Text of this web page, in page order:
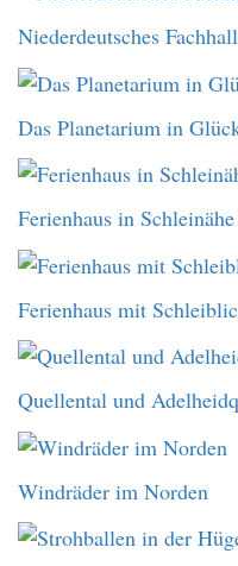
Niederdeutsches
Das Planetarium in
Ferienhaus in Schleinähe
Ferienhaus mit
Quellental und
Windräder im Norden